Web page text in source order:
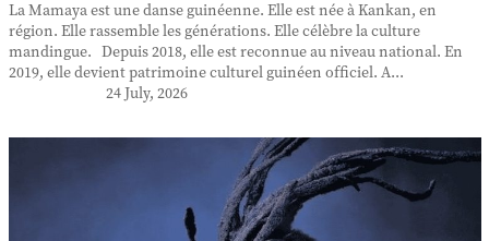
La Mamaya est une danse guinéenne. Elle est née à Kankan, en
région. Elle rassemble les générations. Elle célèbre la culture
mandingue. Depuis 2018, elle est reconnue au niveau national. En
2019, elle devient patrimoine culturel guinéen officiel. A...
24 July, 2026